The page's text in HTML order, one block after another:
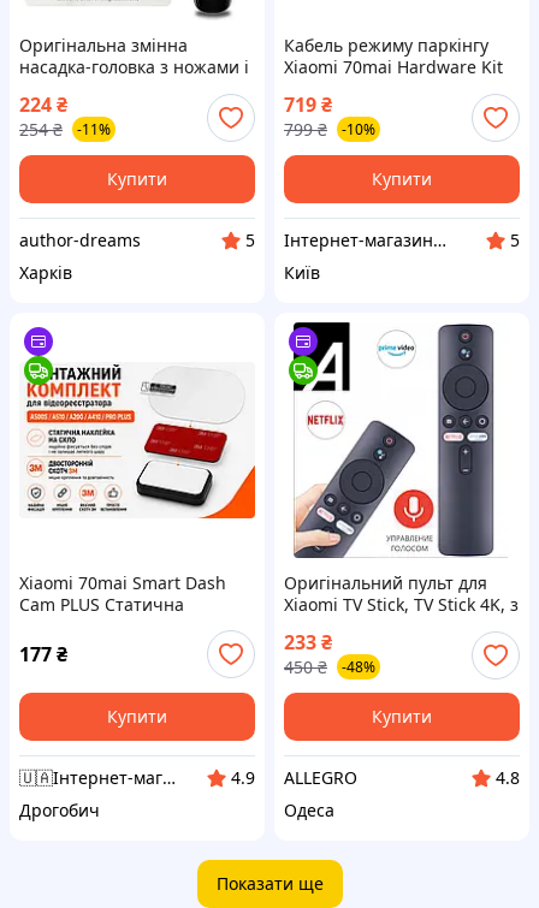
Оригінальна змінна
насадка-головка з ножами і
лезами для електробритви
Xiaomi Enchen BlackStone
Silver, сірий колір корпусу
224₴
254 ₴ -11%
Купити
author-dreams
5
Харків
Кабель режиму паркінгу
Xiaomi 70mai Hardware Kit
(Midrive up03) 70mai UP03
TYPE C
719₴
799 ₴ -10%
Купити
Інтернет-магазин "AMedia" Андроїд Смарт ТБ Приставки, Відеореєстратори, GPS Навігатори, Акумулятори
5
Київ
Xiaomi 70mai Smart Dash
Cam PLUS Cтатична
наклейка на скло Пластина
+ 3M Скотч 70mai
A500S/A510/A200\Lite
177₴
Купити
🇺🇦Інтернет-магазин "VM24" - Відправлення товарів в день замовлення.
4.9
Дрогобич
Оригінальний пульт для
Xiaomi TV Stick, TV Stick 4K, з
MDZ-24-AA, XMRM-00A
233₴
450 ₴ -48%
Купити
ALLEGRO
4.8
Одеса
Показати ще